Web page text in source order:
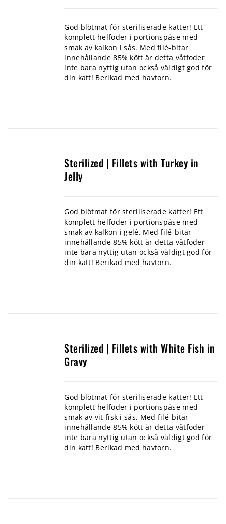
God blötmat för steriliserade katter! Ett
komplett helfoder i portionspåse med
smak av kalkon i sås. Med filé-bitar
innehållande 85% kött är detta våtfoder
inte bara nyttig utan också väldigt god för
din katt! Berikad med havtorn.
Sterilized | Fillets with Turkey in
Jelly
God blötmat för steriliserade katter! Ett
komplett helfoder i portionspåse med
smak av kalkon i gelé. Med filé-bitar
innehållande 85% kött är detta våtfoder
inte bara nyttig utan också väldigt god för
din katt! Berikad med havtorn.
Sterilized | Fillets with White Fish in
Gravy
God blötmat för steriliserade katter! Ett
komplett helfoder i portionspåse med
smak av vit fisk i sås. Med filé-bitar
innehållande 85% kött är detta våtfoder
inte bara nyttig utan också väldigt god för
din katt! Berikad med havtorn.